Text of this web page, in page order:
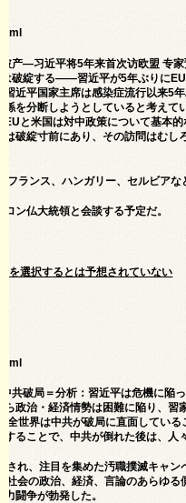
产—习近平将5年来首次访欧盟 专
破綻する――習近平が5年ぶりに
近平国家主席は感染症流行以来5
を分断しようとしていると考えて
と米国は対中政策について基本
破綻寸前にあり、その訪問はむし
ランス、ハンガリー、セルビアな
ン仏大統領と会談する予定だ。
を選択するとは予想されていない
共破局＝分析：習近平は危機に陥
政治・経済情勢は困難に陥り、習
世界は中共が破局に直面してい
ることで、中共が倒れた後は、人
れ、注目を集めた汚職撲滅キャ
会の政治、経済、言論のあらゆ
闘争が勃発した。